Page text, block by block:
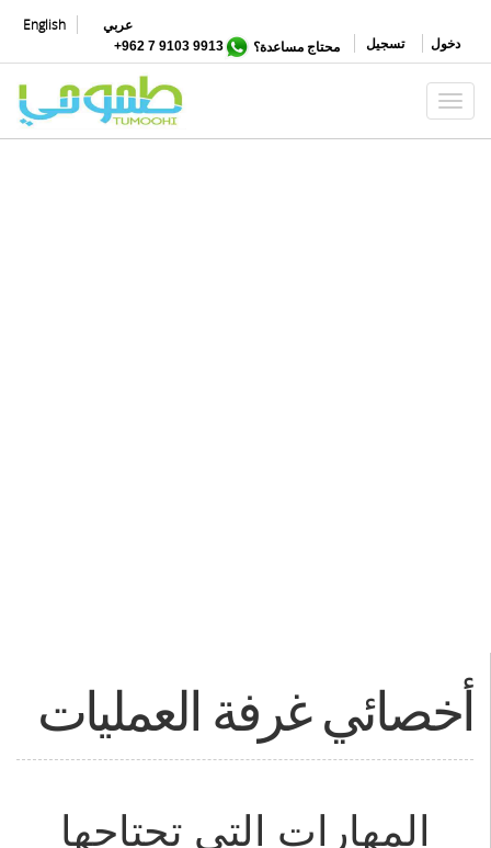
المحتوى
الرئيسي
English
عربي
تسجيل
دخول محتاج مساعدة؟ 9913 9103 7 962+
Toggle navigation
أخصائي غرفة العمليات
المهارات التي تحتاجها